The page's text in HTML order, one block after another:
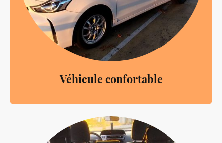
Véhicule confortable